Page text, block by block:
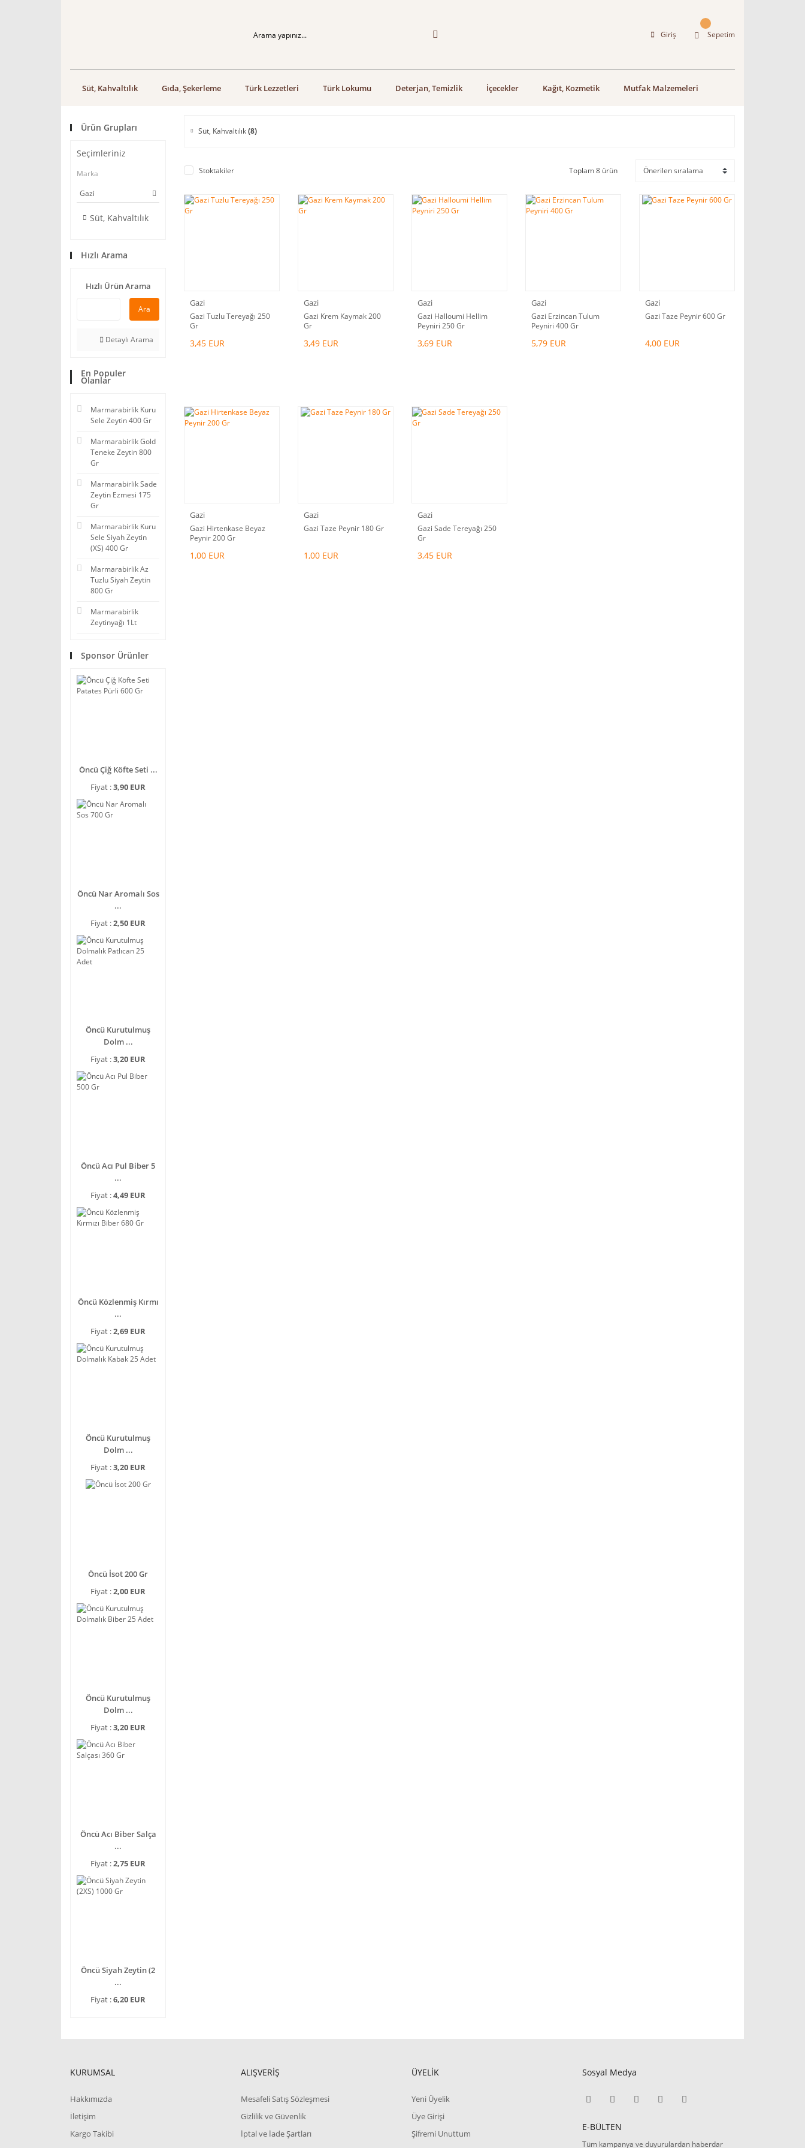
Giriş Sepetim
Süt, Kahvaltılık Gıda, Şekerleme Türk Lezzetleri Türk Lokumu Deterjan, Temizlik İçecekler Kağıt, Kozmetik Mutfak Malzemeleri
Ürün Grupları
Seçimleriniz
Marka
Gazi
Süt, Kahvaltılık
Hızlı Arama
Hızlı Ürün Arama
Ara
Detaylı Arama
En Populer
Olanlar
Marmarabirlik Kuru
Sele Zeytin 400 Gr
Marmarabirlik Gold
Teneke Zeytin 800
Gr
Marmarabirlik Sade
Zeytin Ezmesi 175
Gr
Marmarabirlik Kuru
Sele Siyah Zeytin
(XS) 400 Gr
Marmarabirlik Az
Tuzlu Siyah Zeytin
800 Gr
Marmarabirlik
Zeytinyağı 1Lt
Sponsor Ürünler
Öncü Çiğ Köfte Seti ...
Fiyat :3,90 EUR
Öncü Nar Aromalı Sos
...
Fiyat :2,50 EUR
Öncü Kurutulmuş
Dolm ...
Fiyat :3,20 EUR
Öncü Acı Pul Biber 5
...
Fiyat :4,49 EUR
Öncü Közlenmiş Kırmı
...
Fiyat :2,69 EUR
Öncü Kurutulmuş
Dolm ...
Fiyat :3,20 EUR
Öncü İsot 200 Gr
Fiyat :2,00 EUR
Öncü Kurutulmuş
Dolm ...
Fiyat :3,20 EUR
Öncü Acı Biber Salça
...
Fiyat :2,75 EUR
Öncü Siyah Zeytin (2
...
Fiyat :6,20 EUR
Süt, Kahvaltılık(8)
Stoktakiler Toplam 8 ürün
Gazi
Gazi Tuzlu Tereyağı 250
Gr
3,45 EUR
Gazi
Gazi Krem Kaymak 200
Gr
3,49 EUR
Gazi
Gazi Halloumi Hellim
Peyniri 250 Gr
3,69 EUR
Gazi
Gazi Erzincan Tulum
Peyniri 400 Gr
5,79 EUR
Gazi
Gazi Taze Peynir 600 Gr
4,00 EUR
Gazi
Gazi Hirtenkase Beyaz
Peynir 200 Gr
1,00 EUR
Gazi
Gazi Taze Peynir 180 Gr
1,00 EUR
Gazi
Gazi Sade Tereyağı 250
Gr
3,45 EUR
KURUMSAL
Hakkımızda
İletişim
Kargo Takibi
ALIŞVERİŞ
Mesafeli Satış Sözleşmesi
Gizlilik ve Güvenlik
İptal ve İade Şartları
ÜYELİK
Yeni Üyelik
Üye Girişi
Şifremi Unuttum
Sosyal Medya
E-BÜLTEN
Tüm kampanya ve duyurulardan haberdar